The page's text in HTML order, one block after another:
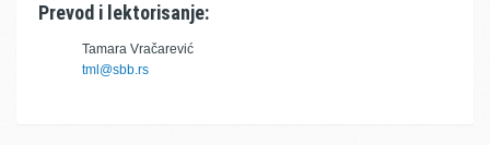
Prevod i lektorisanje:
Tamara Vračarević
tml@sbb.rs